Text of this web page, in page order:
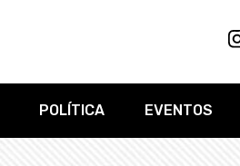
POLÍTICA EVENTOS